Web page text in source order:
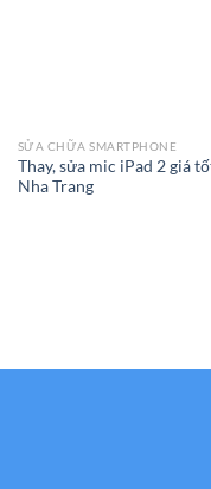
SỬA CHỮA SMARTPHONE
Thay, sửa mic iPad 2 giá
Nha Trang